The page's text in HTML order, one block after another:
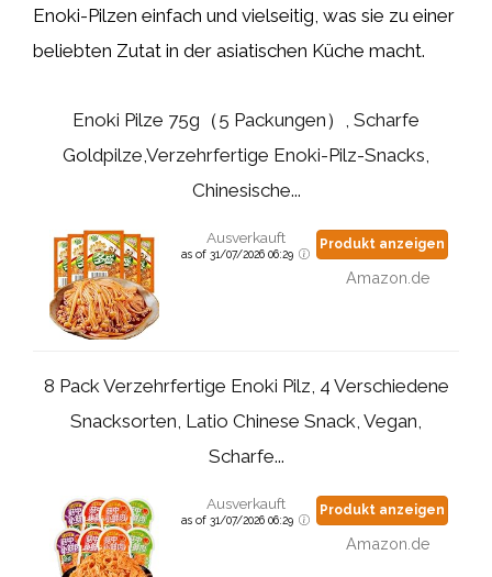
Enoki-Pilzen einfach und vielseitig, was sie zu einer
beliebten Zutat in der asiatischen Küche macht.
Enoki Pilze 75g（5 Packungen）, Scharfe
Goldpilze,Verzehrfertige Enoki-Pilz-Snacks,
Chinesische...
Ausverkauft
as of 31/07/2026 06:29
Produkt anzeigen
Amazon.de
8 Pack Verzehrfertige Enoki Pilz, 4 Verschiedene
Snacksorten, Latio Chinese Snack, Vegan,
Scharfe...
Ausverkauft
as of 31/07/2026 06:29
Produkt anzeigen
Amazon.de